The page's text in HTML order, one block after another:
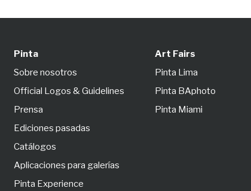
Pinta
Sobre nosotros
Official Logos & Guidelines
Prensa
Ediciones pasadas
Catálogos
Aplicaciones para galerías
Pinta Experience
Art Fairs
Pinta Lima
Pinta BAphoto
Pinta Miami